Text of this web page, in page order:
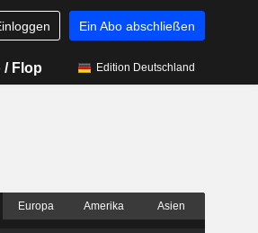
Ein Abo abschließen
/ Flop Edition Deutschland
Europa Amerika Asien